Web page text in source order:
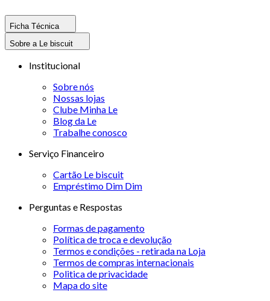
Ficha Técnica
Sobre a Le biscuit
Institucional
Sobre nós
Nossas lojas
Clube Minha Le
Blog da Le
Trabalhe conosco
Serviço Financeiro
Cartão Le biscuit
Empréstimo Dim Dim
Perguntas e Respostas
Formas de pagamento
Política de troca e devolução
Termos e condições - retirada na Loja
Termos de compras internacionais
Politica de privacidade
Mapa do site